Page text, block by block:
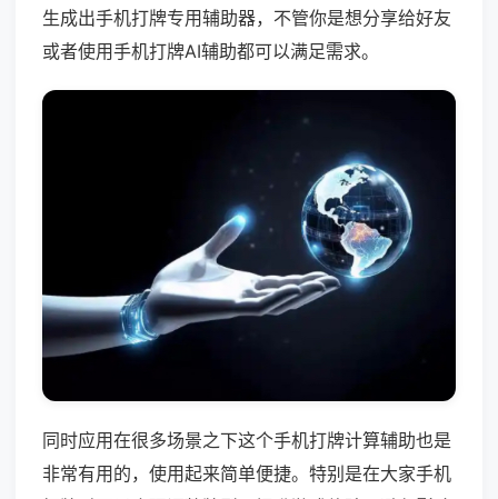
生成出手机打牌专用辅助器，不管你是想分享给好友
或者使用手机打牌AI辅助都可以满足需求。
同时应用在很多场景之下这个手机打牌计算辅助也是
非常有用的，使用起来简单便捷。特别是在大家手机